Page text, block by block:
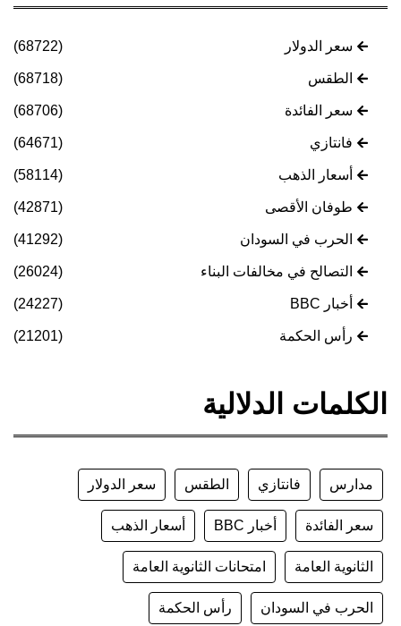
سعر الدولار (68722)
الطقس (68718)
سعر الفائدة (68706)
فانتازي (64671)
أسعار الذهب (58114)
طوفان الأقصى (42871)
الحرب في السودان (41292)
التصالح في مخالفات البناء (26024)
أخبار BBC (24227)
رأس الحكمة (21201)
الكلمات الدلالية
مدارس فانتازي الطقس سعر الدولار
سعر الفائدة أخبار BBC أسعار الذهب
الثانوية العامة امتحانات الثانوية العامة
الحرب في السودان رأس الحكمة